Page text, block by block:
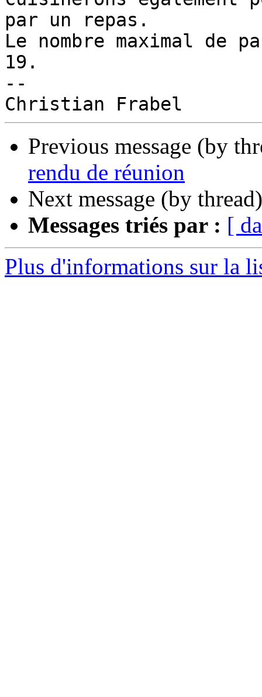
par un repas.
Le nombre maximal
19.
--
Previous message (by
rendu de réunion
Next message (by
Messages triés par : [
Plus d'informations sur la